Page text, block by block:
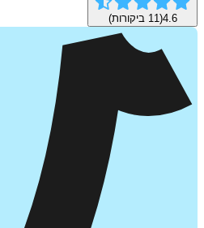
4.6
(
11 ביקורות)